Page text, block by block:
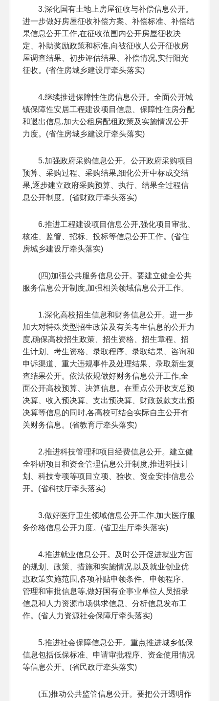
3.深化国有土地上房屋征收与补偿信息公开。
进一步做好房屋征收补偿方案、补偿标准、补偿结
果信息公开工作,在征收范围内公开房屋征收决
定、补助奖励政策和标准,向被征收人公开征收房
屋调查结果、初步评估结果、补偿情况,实行阳光
征收。(省住房城乡建设厅牵头落实)
4.继续推进保障性住房信息公开。全面公开城
镇保障性安居工程建设项目信息、保障性住房分配
和退出信息,加大公租房配租政策及实施情况公开
力度。(省住房城乡建设厅牵头落实)
5.加强政府采购信息公开。公开政府采购项目
预算、采购过程、采购结果,细化公开中标成交结
果,逐步建立政府采购预算、执行、结果全过程信
息公开制度。(省财政厅牵头落实)
6.推进工程建设项目信息公开,强化项目审批、
核准、监管、招标、投标等信息公开工作。(省住
房城乡建设厅牵头落实)
(四)加强公共服务信息公开。要建立健全公共
服务信息公开制度,加强相关领域信息公开工作。
1.深化高校招生信息和财务信息公开。进一步
加大对特殊类型招生政策及有关考生信息的公开力
度,确保高校招生政策、招生资格、招生章程、招
生计划、考生资格、录取程序、录取结果、咨询和
申诉渠道、重大违规事件及处理结果、录取新生复
查结果公开。依法依规做好财务信息公开工作,全
面公开高校预算、决算信息。在重点公开收支总预
决算、收入预决算、支出预决算、财政拨款支出预
决算等信息的同时,各高校可结合实际自主公开有
关财务信息。(省教育厅牵头落实)
2.推进科技管理和项目经费信息公开。建立健
全科研项目和资金管理信息公开制度,推进科技计
划、科技专项等项目立项、验收、资金安排信息公
开。(省科技厅牵头落实)
3.做好医疗卫生领域信息公开工作,加大医疗服
务价格信息公开力度。(省卫生厅牵头落实)
4.推进就业信息公开。及时公开促进就业方面
的规划、政策、措施和实施情况,以及就业创业优
惠政策实施范围,各项补贴申领条件、申领程序、
管理和审批信息等,做好国有企事业单位人员招录
信息和人力资源市场供求信息、分析信息发布工
作。(省人力资源社会保障厅牵头落实)
5.推进社会保障信息公开。重点推进城乡低保
信息包括低保标准、申请审批程序、资金使用情况
等信息公开。(省民政厅牵头落实)
(五)推动公共监管信息公开。要把公开透明作